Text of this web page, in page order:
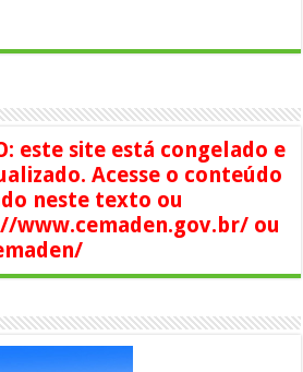
este site está congelado e
Acesse o conteúdo
neste texto ou
www.cemaden.gov.br/ ou